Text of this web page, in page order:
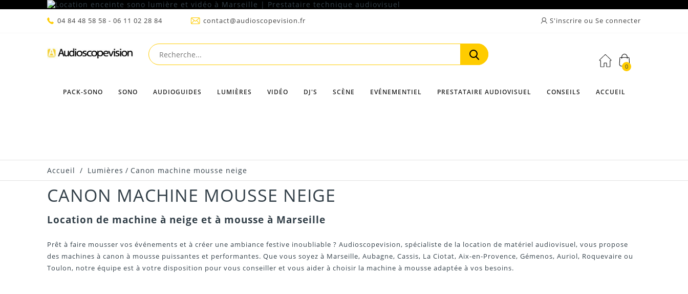
S'inscrire ou Se connecter
04 84 48 58 58 - 06 11 02 28 84 contact@audioscopevision.fr
0
PACK-SONO SONO AUDIOGUIDES LUMIÈRES VIDÉO DJ'S SCÈNE EVÉNEMENTIEL PRESTATAIRE AUDIOVISUEL CONSEILS ACCUEIL
Accueil / Lumières / Canon machine mousse neige
CANON MACHINE MOUSSE NEIGE
Location de machine à neige et à mousse à Marseille
Prêt à faire mousser vos événements et à créer une ambiance festive inoubliable ? Audioscopevision, spécialiste de la location de matériel audiovisuel, vous propose
des machines à canon à mousse puissantes et performantes. Que vous soyez à Marseille, Aubagne, Cassis, La Ciotat, Aix-en-Provence, Gémenos, Auriol, Roquevaire ou
Toulon, notre équipe est à votre disposition pour vous conseiller et vous aider à choisir la machine à mousse adaptée à vos besoins.